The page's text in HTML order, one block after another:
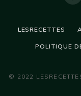
LESRECETTES
POLITIQUE
© 2022